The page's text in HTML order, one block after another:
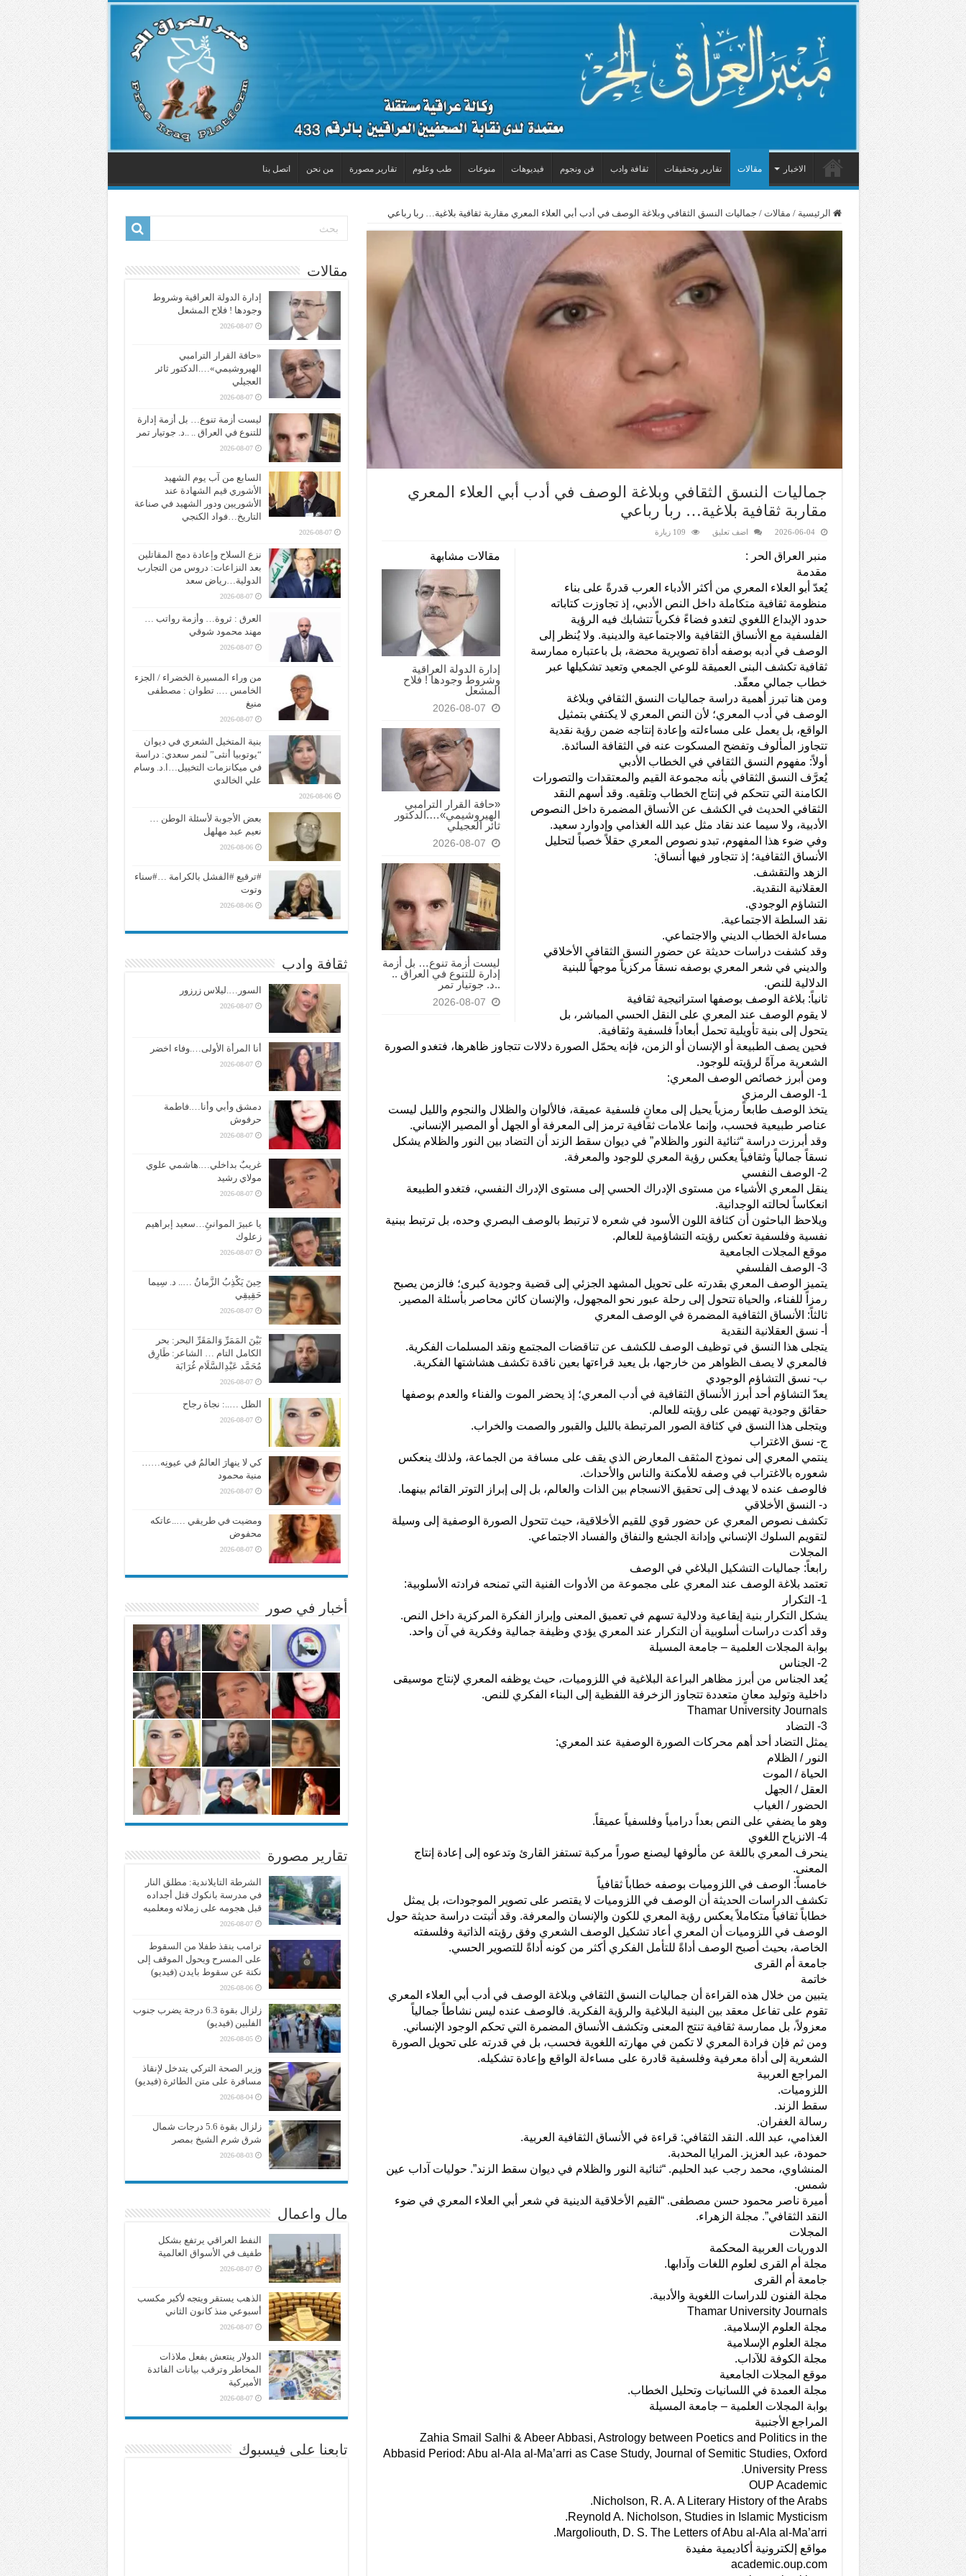
الاخبار مقالات تقارير وتحقيقات ثقافة وادب فن ونجوم فيديوهات منوعات طب وعلوم تقارير مصورة من نحن اتصل بنا
الرئيسية / مقالات / جماليات النسق الثقافي وبلاغة الوصف في أدب أبي العلاء المعري مقاربة ثقافية بلاغية… ربا رباعي
جماليات النسق الثقافي وبلاغة الوصف في أدب أبي العلاء المعري
مقاربة ثقافية بلاغية… ربا رباعي
2026-06-04 اضف تعليق 109 زيارة
مقالات مشابهة
إدارة الدولة العراقية
وشروط وجودها ! فلاح
المشعل
2026-08-07
«حافة القرار الترامبي
الهيروشيمي»….الدكتور
ثائر العجيلي
2026-08-07
ليست أزمة تنوع… بل أزمة
إدارة للتنوع في العراق ..
..د. جوتيار تمر
2026-08-07
منبر العراق الحر :
مقدمة
يُعدّ أبو العلاء المعري من أكثر الأدباء العرب قدرةً على بناء
منظومة ثقافية متكاملة داخل النص الأدبي، إذ تجاوزت كتاباته
حدود الإبداع اللغوي لتغدو فضاءً فكرياً تتشابك فيه الرؤية
الفلسفية مع الأنساق الثقافية والاجتماعية والدينية. ولا يُنظر إلى
الوصف في أدبه بوصفه أداة تصويرية محضة، بل باعتباره ممارسة
ثقافية تكشف البنى العميقة للوعي الجمعي وتعيد تشكيلها عبر
خطاب جمالي معقّد.
ومن هنا تبرز أهمية دراسة جماليات النسق الثقافي وبلاغة
الوصف في أدب المعري؛ لأن النص المعري لا يكتفي بتمثيل
الواقع، بل يعمل على مساءلته وإعادة إنتاجه ضمن رؤية نقدية
تتجاوز المألوف وتفضح المسكوت عنه في الثقافة السائدة.
أولاً: مفهوم النسق الثقافي في الخطاب الأدبي
يُعرَّف النسق الثقافي بأنه مجموعة القيم والمعتقدات والتصورات
الكامنة التي تتحكم في إنتاج الخطاب وتلقيه. وقد أسهم النقد
الثقافي الحديث في الكشف عن الأنساق المضمرة داخل النصوص
الأدبية، ولا سيما عند نقاد مثل عبد الله الغذامي وإدوارد سعيد.
وفي ضوء هذا المفهوم، تبدو نصوص المعري حقلاً خصباً لتحليل
الأنساق الثقافية؛ إذ تتجاور فيها أنساق:
الزهد والتقشف.
العقلانية النقدية.
التشاؤم الوجودي.
نقد السلطة الاجتماعية.
مساءلة الخطاب الديني والاجتماعي.
وقد كشفت دراسات حديثة عن حضور النسق الثقافي الأخلاقي
والديني في شعر المعري بوصفه نسقاً مركزياً موجهاً للبنية
الدلالية للنص.
ثانياً: بلاغة الوصف بوصفها استراتيجية ثقافية
لا يقوم الوصف عند المعري على النقل الحسي المباشر، بل
يتحول إلى بنية تأويلية تحمل أبعاداً فلسفية وثقافية.
فحين يصف الطبيعة أو الإنسان أو الزمن، فإنه يحمّل الصورة دلالات تتجاوز ظاهرها، فتغدو الصورة
الشعرية مرآةً لرؤيته للوجود.
ومن أبرز خصائص الوصف المعري:
1- الوصف الرمزي
يتخذ الوصف طابعاً رمزياً يحيل إلى معانٍ فلسفية عميقة، فالألوان والظلال والنجوم والليل ليست
عناصر طبيعية فحسب، وإنما علامات ثقافية ترمز إلى المعرفة أو الجهل أو المصير الإنساني.
وقد أبرزت دراسة “ثنائية النور والظلام” في ديوان سقط الزند أن التضاد بين النور والظلام يشكل
نسقاً جمالياً وثقافياً يعكس رؤية المعري للوجود والمعرفة.
2- الوصف النفسي
ينقل المعري الأشياء من مستوى الإدراك الحسي إلى مستوى الإدراك النفسي، فتغدو الطبيعة
انعكاساً لحالته الوجدانية.
ويلاحظ الباحثون أن كثافة اللون الأسود في شعره لا ترتبط بالوصف البصري وحده، بل ترتبط ببنية
نفسية وفلسفية تعكس رؤيته التشاؤمية للعالم.
موقع المجلات الجامعية
3- الوصف الفلسفي
يتميز الوصف المعري بقدرته على تحويل المشهد الجزئي إلى قضية وجودية كبرى؛ فالزمن يصبح
رمزاً للفناء، والحياة تتحول إلى رحلة عبور نحو المجهول، والإنسان كائن محاصر بأسئلة المصير.
ثالثاً: الأنساق الثقافية المضمرة في الوصف المعري
أ- نسق العقلانية النقدية
يتجلى هذا النسق في توظيف الوصف للكشف عن تناقضات المجتمع ونقد المسلمات الفكرية.
فالمعري لا يصف الظواهر من خارجها، بل يعيد قراءتها بعين ناقدة تكشف هشاشتها الفكرية.
ب- نسق التشاؤم الوجودي
يعدّ التشاؤم أحد أبرز الأنساق الثقافية في أدب المعري؛ إذ يحضر الموت والفناء والعدم بوصفها
حقائق وجودية تهيمن على رؤيته للعالم.
ويتجلى هذا النسق في كثافة الصور المرتبطة بالليل والقبور والصمت والخراب.
ج- نسق الاغتراب
ينتمي المعري إلى نموذج المثقف المعارض الذي يقف على مسافة من الجماعة، ولذلك ينعكس
شعوره بالاغتراب في وصفه للأمكنة والناس والأحداث.
فالوصف عنده لا يهدف إلى تحقيق الانسجام بين الذات والعالم، بل إلى إبراز التوتر القائم بينهما.
د- النسق الأخلاقي
تكشف نصوص المعري عن حضور قوي للقيم الأخلاقية، حيث تتحول الصورة الوصفية إلى وسيلة
لتقويم السلوك الإنساني وإدانة الجشع والنفاق والفساد الاجتماعي.
المجلات
رابعاً: جماليات التشكيل البلاغي في الوصف
تعتمد بلاغة الوصف عند المعري على مجموعة من الأدوات الفنية التي تمنحه فرادته الأسلوبية:
1- التكرار
يشكل التكرار بنية إيقاعية ودلالية تسهم في تعميق المعنى وإبراز الفكرة المركزية داخل النص.
وقد أكدت دراسات أسلوبية أن التكرار عند المعري يؤدي وظيفة جمالية وفكرية في آن واحد.
بوابة المجلات العلمية – جامعة المسيلة
2- الجناس
يُعد الجناس من أبرز مظاهر البراعة البلاغية في اللزوميات، حيث يوظفه المعري لإنتاج موسيقى
داخلية وتوليد معانٍ متعددة تتجاوز الزخرفة اللفظية إلى البناء الفكري للنص.
Thamar University Journals
3- التضاد
يمثل التضاد أحد أهم محركات الصورة الوصفية عند المعري:
النور / الظلام
الحياة / الموت
العقل / الجهل
الحضور / الغياب
وهو ما يضفي على النص بعداً درامياً وفلسفياً عميقاً.
4- الانزياح اللغوي
ينحرف المعري باللغة عن مألوفها ليصنع صوراً مركبة تستفز القارئ وتدعوه إلى إعادة إنتاج
المعنى.
خامساً: الوصف في اللزوميات بوصفه خطاباً ثقافياً
تكشف الدراسات الحديثة أن الوصف في اللزوميات لا يقتصر على تصوير الموجودات، بل يمثل
خطاباً ثقافياً متكاملاً يعكس رؤية المعري للكون والإنسان والمعرفة. وقد أثبتت دراسة حديثة حول
الوصف في اللزوميات أن المعري أعاد تشكيل الوصف الشعري وفق رؤيته الذاتية وفلسفته
الخاصة، بحيث أصبح الوصف أداةً للتأمل الفكري أكثر من كونه أداةً للتصوير الحسي.
جامعة أم القرى
خاتمة
يتبين من خلال هذه القراءة أن جماليات النسق الثقافي وبلاغة الوصف في أدب أبي العلاء المعري
تقوم على تفاعل معقد بين البنية البلاغية والرؤية الفكرية. فالوصف عنده ليس نشاطاً جمالياً
معزولاً، بل ممارسة ثقافية تنتج المعنى وتكشف الأنساق المضمرة التي تحكم الوجود الإنساني.
ومن ثم فإن فرادة المعري لا تكمن في مهارته اللغوية فحسب، بل في قدرته على تحويل الصورة
الشعرية إلى أداة معرفية وفلسفية قادرة على مساءلة الواقع وإعادة تشكيله.
المراجع العربية
اللزوميات.
سقط الزند.
رسالة الغفران.
الغذامي، عبد الله. النقد الثقافي: قراءة في الأنساق الثقافية العربية.
حمودة، عبد العزيز. المرايا المحدبة.
المنشاوي، محمد رجب عبد الحليم. “ثنائية النور والظلام في ديوان سقط الزند”. حوليات آداب عين
شمس.
أميرة ناصر محمود حسن مصطفى. “القيم الأخلاقية الدينية في شعر أبي العلاء المعري في ضوء
النقد الثقافي”. مجلة الزهراء.
المجلات
الدوريات العربية المحكمة
مجلة أم القرى لعلوم اللغات وآدابها.
جامعة أم القرى
مجلة الفنون للدراسات اللغوية والأدبية.
Thamar University Journals
مجلة العلوم الإسلامية.
مجلة العلوم الإسلامية
مجلة الكوفة للآداب.
موقع المجلات الجامعية
مجلة العمدة في اللسانيات وتحليل الخطاب.
بوابة المجلات العلمية – جامعة المسيلة
المراجع الأجنبية
Zahia Smail Salhi & Abeer Abbasi, Astrology between Poetics and Politics in the
Abbasid Period: Abu al-Ala al-Ma’arri as Case Study, Journal of Semitic Studies, Oxford
University Press.
OUP Academic
Nicholson, R. A. A Literary History of the Arabs.
Reynold A. Nicholson, Studies in Islamic Mysticism.
Margoliouth, D. S. The Letters of Abu al-Ala al-Ma’arri.
مواقع إلكترونية أكاديمية مفيدة
academic.oup.com
مقالات
إدارة الدولة العراقية وشروط
وجودها ! فلاح المشعل
2026-08-07
«حافة القرار الترامبي
الهيروشيمي»….الدكتور ثائر
العجيلي
2026-08-07
ليست أزمة تنوع… بل أزمة إدارة
للتنوع في العراق .. ..د. جوتيار تمر
2026-08-07
السابع من آب يوم الشهيد
الأشوري قيم الشهادة عند
الأشوريين ودور الشهيد في صناعة
التاريخ…فواد الكنجي
2026-08-07
نزع السلاح وإعادة دمج المقاتلين
بعد النزاعات: دروس من التجارب
الدولية…رياض سعد
2026-08-07
العرق : ثروة… وأزمة رواتب …
مهند محمود شوقي
2026-08-07
من وراء المسيرة الخضراء / الجزء
الخامس …. تطوان : مصطفى
منيغ
2026-08-07
بنية المتخيل الشعري في ديوان
“يوتوبيا أنثى” لنمر سعدي: دراسة
في ميكانزمات التخييل…ا.د. وسام
علي الخالدي
2026-08-06
بعض الأجوبة لأسئلة الوطن …
نعيم عبد مهلهل
2026-08-06
#ترقيع #الفشل بالكرامة …#سناء
وتوت
2026-08-06
ثقافة وادب
السور….ليلاس زرزور
2026-08-07
أنا المرأة الأولى….وفاء اخضر
2026-08-07
دمشق وأبي وأنا….فاطمة
حرفوش
2026-08-07
غريبٌ بداخلي….هاشمي علوي
مولاي رشيد
2026-08-07
يا عبيرَ الموانئِ…سعيد إبراهيم
زعلوك
2026-08-07
حِينَ يَكْذِبُ الزَّمانُ ….. د. سِيما
حَقِيقِي
2026-08-07
بَيْنَ المَمَرِّ وَالمَقَرِّ البحر: بحر
الكامل التام … الشاعر: طَارِق
مُحَمَّد عَبْدِالسَّلَام غُرَابَة
2026-08-07
الظل …..: نجاة رجاح
2026-08-07
كي لا ينهارَ العالمُ في عيونِه……
منية محمود
2026-08-07
ومضيت في طريقي …..عاتكه
محفوض
2026-08-07
أخبار في صور
تقارير مصورة
الشرطة التايلاندية: مطلق النار
في مدرسة بانكوك قتل أجداده
قبل هجومه على زملائه ومعلميه
2026-08-07
ترامب ينقذ طفلا من السقوط
على المسرح ويحول الموقف إلى
نكتة عن سقوط بايدن (فيديو)
2026-08-06
زلزال بقوة 6.3 درجة يضرب جنوب
الفلبين (فيديو)
2026-08-05
وزير الصحة التركي يتدخل لإنقاذ
مسافرة على متن الطائرة (فيديو)
2026-08-04
زلزال بقوة 5.6 درجات شمال
شرق شرم الشيخ بمصر
2026-08-03
مال واعمال
النفط العراقي يرتفع بشكل
طفيف في الأسواق العالمية
2026-08-07
الذهب يستقر ويتجه لأكبر مكسب
أسبوعي منذ كانون الثاني
2026-08-07
الدولار ينتعش بفعل ملاذات
المخاطر وترقب بيانات الفائدة
الأميركية
2026-08-07
تابعنا على فيسبوك